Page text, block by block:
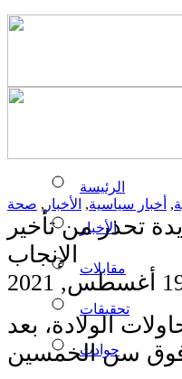
الرئيسة
الأخبار
مقابلات
تحقيقات
حوادث
, أخبار سياسية, الأخبار , صحة
تحذر من تأخير
الإنجاب
الولادة، بعد